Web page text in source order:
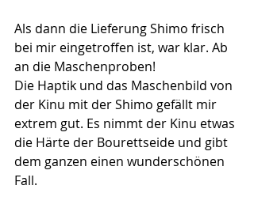
Als dann die Lieferung Shimo frisch
bei mir eingetroffen ist, war klar. Ab
an die Maschenproben!
Die Haptik und das Maschenbild von
der Kinu mit der Shimo gefällt mir
extrem gut. Es nimmt der Kinu etwas
die Härte der Bourettseide und gibt
dem ganzen einen wunderschönen
Fall.